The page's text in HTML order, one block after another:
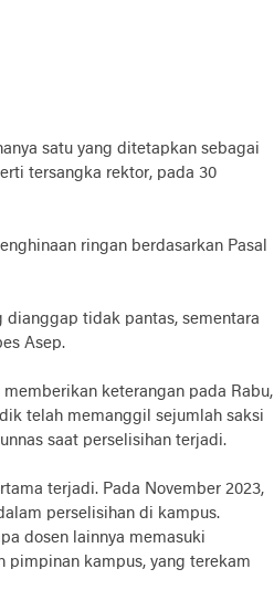
satu yang ditetapkan sebagai
tersangka rektor, pada 30
ringan berdasarkan Pasal
tidak pantas, sementara
Asep.
keterangan pada Rabu,
telah memanggil sejumlah saksi
saat perselisihan terjadi.
terjadi. Pada November 2023,
perselisihan di kampus.
dosen lainnya memasuki
pimpinan kampus, yang terekam